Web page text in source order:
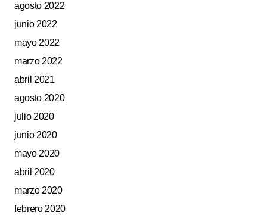
agosto 2022
junio 2022
mayo 2022
marzo 2022
abril 2021
agosto 2020
julio 2020
junio 2020
mayo 2020
abril 2020
marzo 2020
febrero 2020